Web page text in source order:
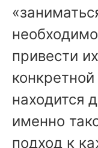
привести
находится
именно
подход к